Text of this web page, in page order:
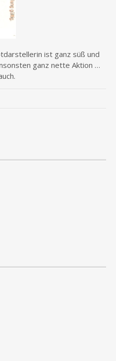
ist ganz süß und
ganz nette Aktion …